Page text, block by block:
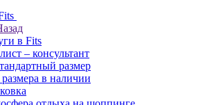
в Fits
– консультант
размер
в наличии